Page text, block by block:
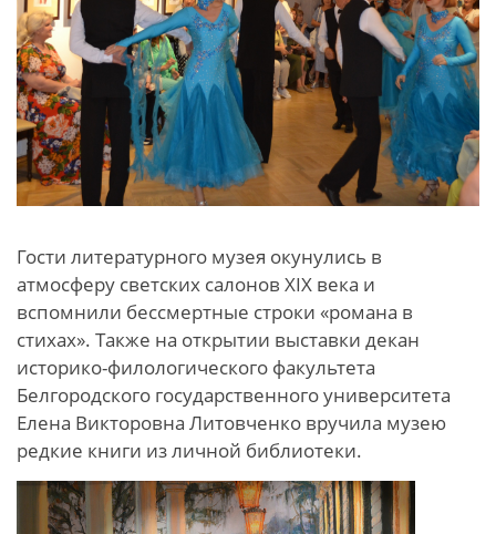
Гости литературного музея окунулись в
атмосферу светских салонов XIX века и
вспомнили бессмертные строки «романа в
стихах». Также на открытии выставки декан
историко-филологического факультета
Белгородского государственного университета
Елена Викторовна Литовченко вручила музею
редкие книги из личной библиотеки.